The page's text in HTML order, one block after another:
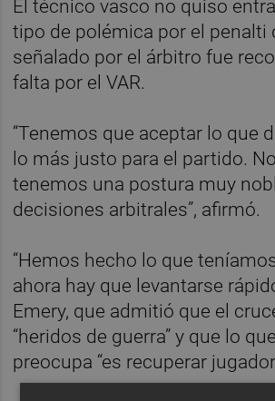
El técnico vasco no quiso
tipo de polémica por el penalti
señalado por el árbitro fue
falta por el VAR.
“Tenemos que aceptar lo que
lo más justo para el partido.
tenemos una postura muy
decisiones arbitrales”, afirmó.
“Hemos hecho lo que
ahora hay que levantarse
Emery, que admitió que el
“heridos de guerra” y que lo
preocupa “es recuperar